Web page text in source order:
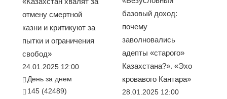
отмену смертной
казни и критикуют за
пытки и ограничения
свобод»
24.01.2025 12:00
День за днем
145 (42489)
базовый доход:
почему
заволновались
адепты «старого»
Казахстана?». «Эхо
кровавого Кантара»
28.01.2025 12:00